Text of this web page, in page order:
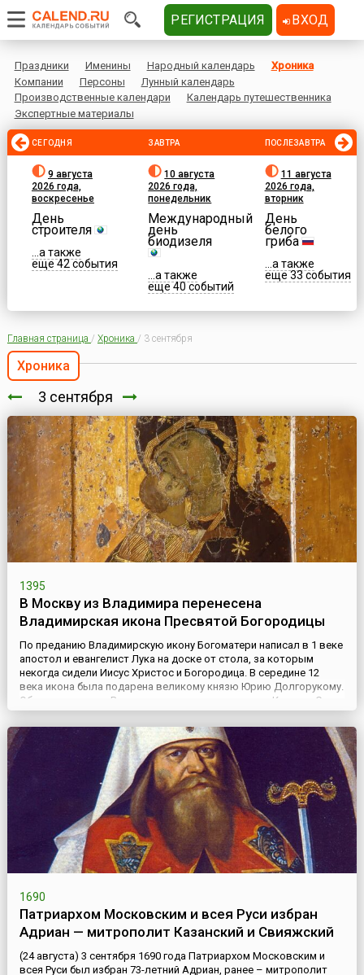
Праздники Именины Народный календарь
Хроника
Компании
Персоны
Лунный календарь
Производственные календари
Календарь путешественника
Экспертные материалы
СЕГОДНЯ
9 августа
2026 года,
воскресенье
День
строителя
...а также
еще 42 события
ЗАВТРА
10 августа
2026 года,
понедельник
Международный
день
биодизеля
...а также
еще 40 событий
ПОСЛЕЗАВТРА
11 августа
2026 года,
вторник
День
белого
гриба
...а также
еще 33 события
Главная страница / Хроника / 3 сентября
Хроника
3 сентября
1395
В Москву из Владимира перенесена
Владимирская икона Пресвятой Богородицы
По преданию Владимирскую икону Богоматери написал в 1 веке
апостол и евангелист Лука на доске от стола, за которым
некогда сидели Иисус Христос и Богородица. В середине 12
века икона была подарена великому князю Юрию Долгорукому.
Образ хранился в Вышгородском монастыре под Киевом. Сын
Юрия Долгорукого князь Андрей Боголюбский, отправляясь в
1155 году править Владимиро-Суздальской землей, взял икон...
1690
Патриархом Московским и всея Руси избран
Адриан — митрополит Казанский и Свияжский
(24 августа) 3 сентября 1690 года Патриархом Московским и
всея Руси был избран 73-летний Адриан, ранее – митрополит
РЕГИСТРАЦИЯ ВХОД